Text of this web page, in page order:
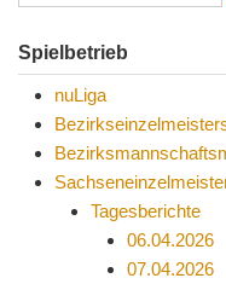
Spielbetrieb
nuLiga
Tagesberichte
06.04.2026
07.04.2026